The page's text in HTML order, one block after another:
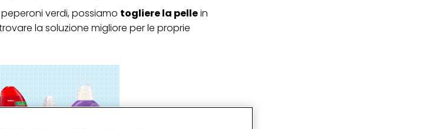
verdi, possiamo togliere la pellein
la soluzione migliore per le proprie